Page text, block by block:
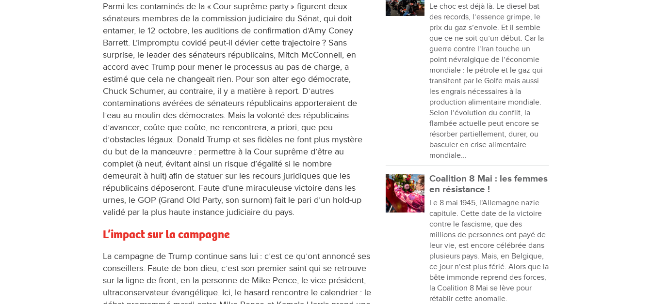
Parmi les contaminés de la « Cour suprême party » figurent deux
sénateurs membres de la commission judiciaire du Sénat, qui doit
entamer, le 12 octobre, les auditions de confirmation d’Amy Coney
Barrett. L’impromptu covidé peut-il dévier cette trajectoire ? Sans
surprise, le leader des sénateurs républicains, Mitch McConnell, en
accord avec Trump pour mener le processus au pas de charge, a
estimé que cela ne changeait rien. Pour son alter ego démocrate,
Chuck Schumer, au contraire, il y a matière à report. D’autres
contaminations avérées de sénateurs républicains apporteraient de
l’eau au moulin des démocrates. Mais la volonté des républicains
d’avancer, coûte que coûte, ne rencontrera, a priori, que peu
d’obstacles légaux. Donald Trump et ses fidèles ne font plus mystère
du but de la manœuvre : permettre à la Cour suprême d’être au
complet (à neuf, évitant ainsi un risque d’égalité si le nombre
demeurait à huit) afin de statuer sur les recours juridiques que les
républicains déposeront. Faute d’une miraculeuse victoire dans les
urnes, le GOP (Grand Old Party, son surnom) fait le pari d’un hold-up
validé par la plus haute instance judiciaire du pays.
L’impact sur la campagne
La campagne de Trump continue sans lui : c’est ce qu’ont annoncé ses
conseillers. Faute de bon dieu, c’est son premier saint qui se retrouve
sur la ligne de front, en la personne de Mike Pence, le vice-président,
ultraconservateur évangélique. Ici, le hasard rencontre le calendrier : le
Le choc est déjà là. Le diesel bat
des records, l’essence grimpe, le
prix du gaz s’envole. Et il semble
que ce ne soit qu’un début. Car la
guerre contre l’Iran touche un
point névralgique de l’économie
mondiale : le pétrole et le gaz qui
transitent par le Golfe mais aussi
les engrais nécessaires à la
production alimentaire mondiale.
Selon l’évolution du conflit, la
flambée actuelle peut encore se
résorber partiellement, durer, ou
basculer en crise alimentaire
mondiale...
Coalition 8 Mai : les femmes
en résistance !
Le 8 mai 1945, l’Allemagne nazie
capitule. Cette date de la victoire
contre le fascisme, que des
millions de personnes ont payé de
leur vie, est encore célébrée dans
plusieurs pays. Mais, en Belgique,
ce jour n’est plus férié. Alors que la
bête immonde reprend des forces,
la Coalition 8 Mai se lève pour
rétablir cette anomalie.